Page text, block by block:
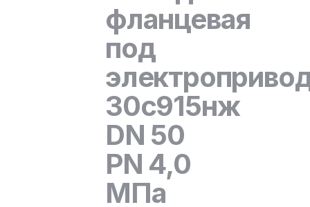
фланцевая
под
30с915нж
DN 50
PN 4,0
МПа